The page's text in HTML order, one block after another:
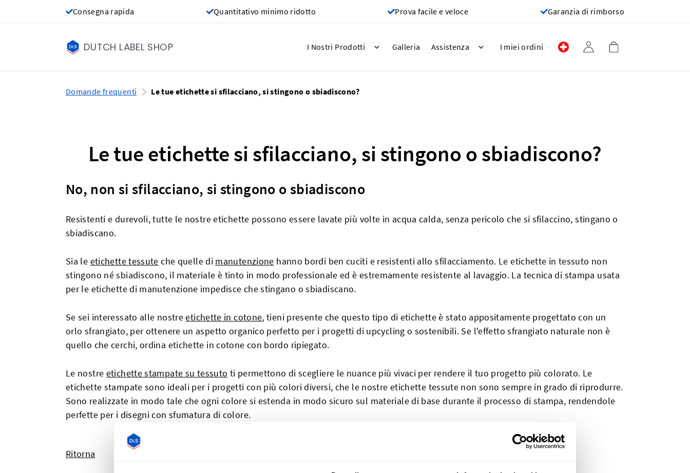
Consegna rapida Quantitativo minimo ridotto Prova facile e veloce Garanzia di rimborso
DUTCH LABEL SHOP I Nostri Prodotti Galleria Assistenza I miei ordini
Domande frequenti Le tue etichette si sfilacciano, si stingono o sbiadiscono?
Le tue etichette si sfilacciano, si stingono o sbiadiscono?
No, non si sfilacciano, si stingono o sbiadiscono
Resistenti e durevoli, tutte le nostre etichette possono essere lavate più volte in acqua calda, senza pericolo che si sfilaccino, stingano o
sbiadiscano.
Sia le etichette tessute che quelle di manutenzione hanno bordi ben cuciti e resistenti allo sfilacciamento. Le etichette in tessuto non
stingono né sbiadiscono, il materiale è tinto in modo professionale ed è estremamente resistente al lavaggio. La tecnica di stampa usata
per le etichette di manutenzione impedisce che stingano o sbiadiscano.
Se sei interessato alle nostreetichette in cotone, tieni presente che questo tipo di etichette è stato appositamente progettato con un
orlo sfrangiato, per ottenere un aspetto organico perfetto per i progetti di upcycling o sostenibili. Se l'effetto sfrangiato naturale non è
quello che cerchi, ordina etichette in cotone con bordo ripiegato.
Le nostre etichette stampate su tessuto ti permettono di scegliere le nuance più vivaci per rendere il tuo progetto più colorato. Le
etichette stampate sono ideali per i progetti con più colori diversi, che le nostre etichette tessute non sono sempre in grado di riprodurre.
Sono realizzate in modo tale che ogni colore si estenda in modo sicuro sul materiale di base durante il processo di stampa, rendendole
perfette per i disegni con sfumatura di colore.
Ritorna